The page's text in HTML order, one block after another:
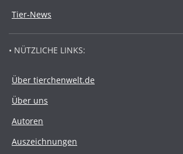
Tier-News
• NÜTZLICHE LINKS:
Über tierchenwelt.de
Über uns
Autoren
Auszeichnungen